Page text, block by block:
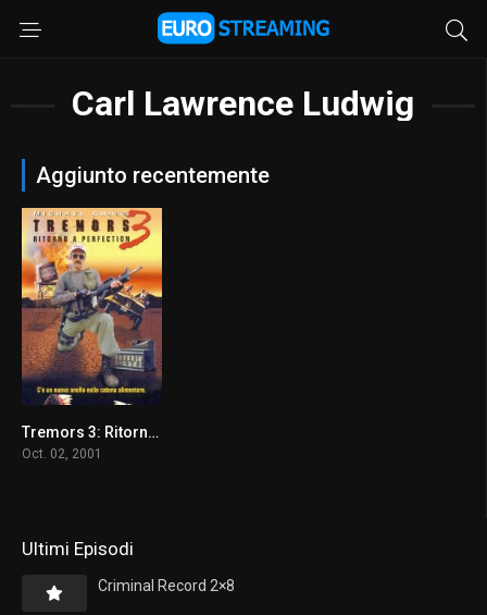
Carl Lawrence Ludwig
Aggiunto recentemente
5.4Tremors 3: Ritorno a Perfection
Oct. 02, 2001
Ultimi Episodi
Criminal Record 2×8